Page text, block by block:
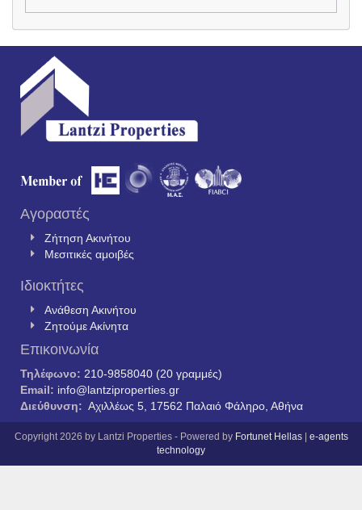
Αγοραστές
Ζήτηση Ακινήτου
Μεσιτικές αμοιβές
Ιδιοκτήτες
Ανάθεση Ακινήτου
Ζητούμε Ακίνητα
Επικοινωνία
Τηλέφωνο: 210-9858040 (20 γραμμές)
Email: info@lantziproperties.gr
Διεύθυνση: Αχιλλέως 5, 17562 Παλαιό Φάληρο, Αθήνα
Copyright 2026 by Lantzi Properties - Powered by Fortunet Hellas| e-agents
technology